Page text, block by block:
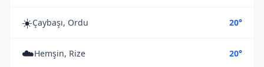
☀️Çaybaşı, Ordu 20°
☁️Hemşin, Rize 20°